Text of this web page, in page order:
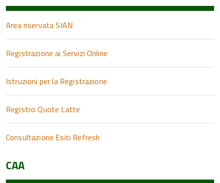
Area riservata SIAN
Registrazione ai Servizi Online
Istruzioni per la Registrazione
Registro Quote Latte
Consultazione Esiti Refresh
CAA